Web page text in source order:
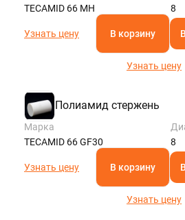
TECAMID 66 MH
8
Узнать цену В корзину
Узнать цену
Полиамид стержень
Марка
TECAMID 66 GF30
8
Узнать цену В корзину
Узнать цену